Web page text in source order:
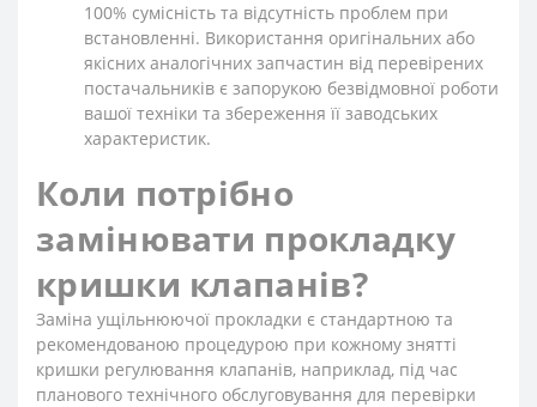
100% сумісність та відсутність проблем при
встановленні. Використання оригінальних або
якісних аналогічних запчастин від перевірених
постачальників є запорукою безвідмовної роботи
вашої техніки та збереження її заводських
характеристик.
Коли потрібно
замінювати прокладку
кришки клапанів?
Заміна ущільнюючої прокладки є стандартною та
рекомендованою процедурою при кожному знятті
кришки регулювання клапанів, наприклад, під час
планового технічного обслуговування для перевірки